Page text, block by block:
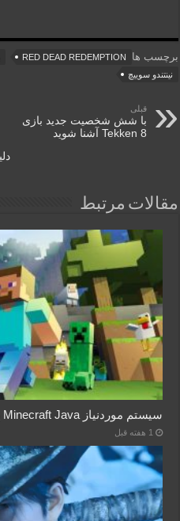
برچسب ها RED DEAD REDEMPTION
نینتندو سوییچ
قبلی
با شش شخصیت جدید بازی
Tekken 8 آشنا شوید
مقالات مرتبط
سیستم موردنیاز Minecraft Java پس از ۱۷ سال تغییر کرد
1 هفته قبل